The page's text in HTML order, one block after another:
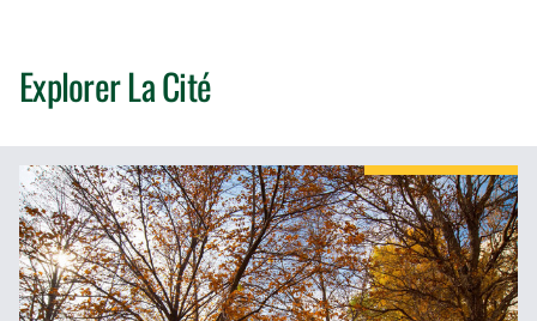
Explorer La Cité